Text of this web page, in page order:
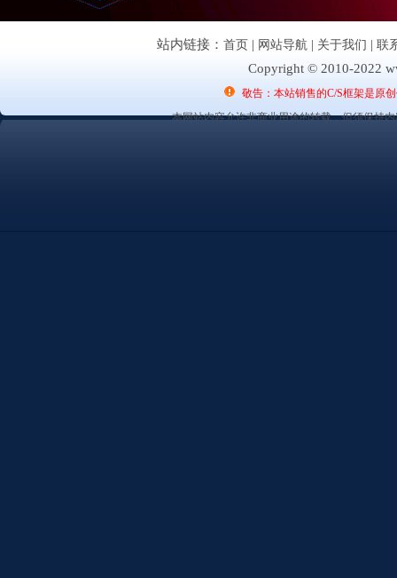
站内链接： 首页 | 网站导航 | 关于我们 | 联
Copyright © 2010-2022
敬告：本站销售的C/S框架是原
本网站内容允许非商业用途的转载，但须保持